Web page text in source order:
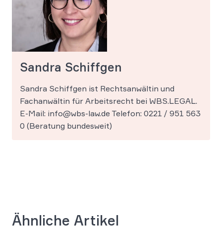
Sandra Schiffgen
Sandra Schiffgen ist Rechtsanwältin und
Fachanwältin für Arbeitsrecht bei WBS.LEGAL.
E-Mail: info@wbs-law.de Telefon: 0221 / 951 563
0 (Beratung bundesweit)
Ähnliche Artikel